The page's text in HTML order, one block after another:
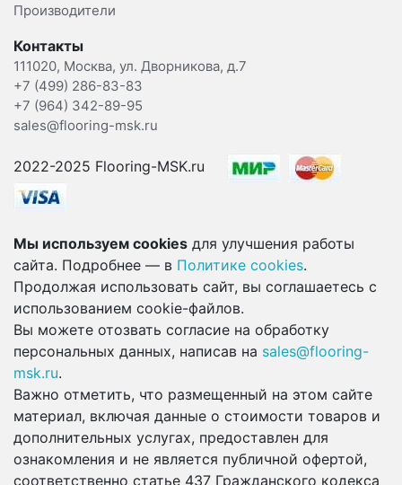
Производители
Контакты
111020, Москва, ул. Дворникова, д.7
+7 (499) 286-83-83
+7 (964) 342-89-95
sales@flooring-msk.ru
2022-2025 Flooring-MSK.ru
Мы используем cookies для улучшения работы
сайта. Подробнее — в Политике cookies.
Продолжая использовать сайт, вы соглашаетесь с
использованием cookie-файлов.
Вы можете отозвать согласие на обработку
персональных данных, написав на sales@flooring-
msk.ru.
Важно отметить, что размещенный на этом сайте
материал, включая данные о стоимости товаров и
дополнительных услугах, предоставлен для
ознакомления и не является публичной офертой,
соответственно статье 437 Гражданского кодекса